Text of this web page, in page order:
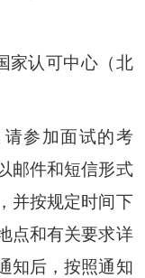
家认可中心（北
参加面试的考
邮件和短信形式
并按规定时间下
点和有关要求详
知后，按照通知